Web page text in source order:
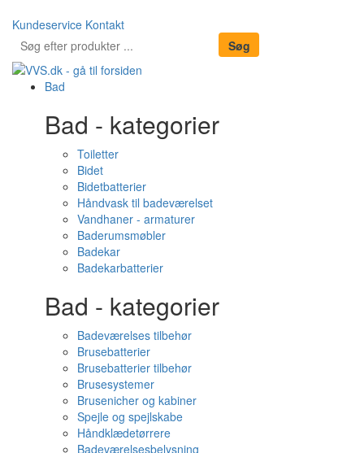
Kundeservice Kontakt
Bad
Bad - kategorier
Toiletter
Bidet
Bidetbatterier
Håndvask til badeværelset
Vandhaner - armaturer
Baderumsmøbler
Badekar
Badekarbatterier
Bad - kategorier
Badeværelses tilbehør
Brusebatterier
Brusebatterier tilbehør
Brusesystemer
Brusenicher og kabiner
Spejle og spejlskabe
Håndklædetørrere
Badeværelsesbelysning